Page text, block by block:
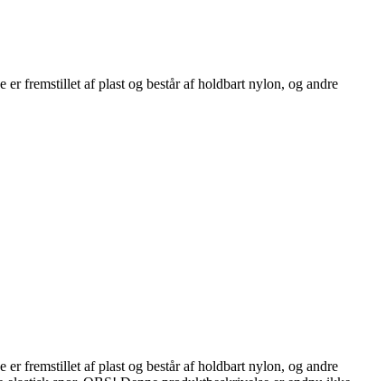
fremstillet af plast og består af holdbart nylon, og andre
fremstillet af plast og består af holdbart nylon, og andre